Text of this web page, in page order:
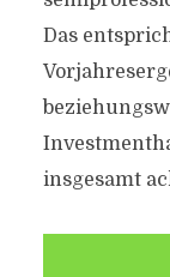
Das
insgesamt